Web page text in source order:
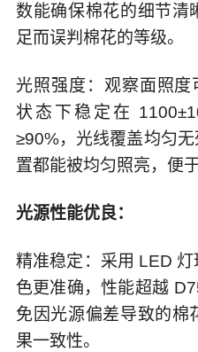
数能确保棉花的细节清
足而误判棉花的等级。
光照强度：观察面照
状态下稳定在
≥90%，光线覆盖均匀
置都能被均匀照亮，便
光源性能优良：
精准稳定：采用 LED
色更准确，性能超越
免因光源偏差导致的棉
果一致性。